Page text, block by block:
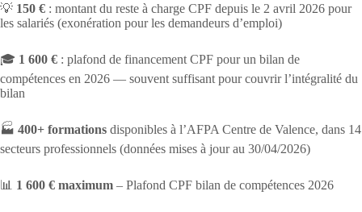
💡 150 € : montant du reste à charge CPF depuis le 2 avril 2026 pour
les salariés (exonération pour les demandeurs d’emploi)
🎓 1 600 € : plafond de financement CPF pour un bilan de
compétences en 2026 — souvent suffisant pour couvrir l’intégralité du
bilan
🏭 400+ formations disponibles à l’AFPA Centre de Valence, dans 14
secteurs professionnels (données mises à jour au 30/04/2026)
📊 1 600 € maximum – Plafond CPF bilan de compétences 2026